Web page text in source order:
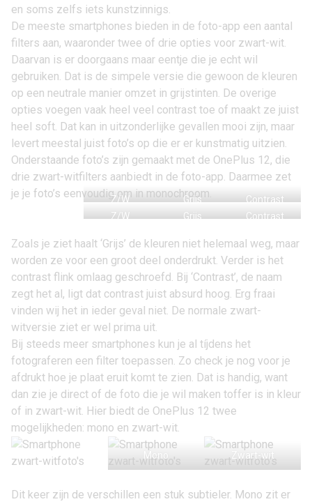
en soms zelfs iets kunstzinnigs.
De meeste smartphones bieden in de foto-app een aantal
filters aan, waaronder twee of drie opties voor zwart-wit.
Daarvan is er doorgaans maar eentje die je echt wil
gebruiken. Dat is de simpele versie die gewoon de kleuren
op een neutrale manier omzet in grijstinten. De overige
opties voegen vaak heel veel contrast toe of maakt ze juist
heel soft. Dat kan in uitzonderlijke gevallen mooi zijn, maar
levert meestal juist foto’s op die er er kunstmatig uitzien.
Onderstaande foto’s zijn gemaakt met de OnePlus 12, die
drie zwart-witfilters aanbiedt in de foto-app. Daarmee zet
je je foto’s eenvoudig om in monochroom.
Z/W Grijs
Contrast
Z/W
Grijs Contrast
Zoals je ziet haalt ‘Grijs’ de kleuren niet helemaal weg, maar
worden ze voor een groot deel onderdrukt. Verder is het
contrast flink omlaag geschroefd. Bij ‘Contrast’, de naam
zegt het al, ligt dat contrast juist absurd hoog. Erg fraai
vinden wij het in ieder geval niet. De normale zwart-
witversie ziet er wel prima uit.
Bij steeds meer smartphones kun je al tíjdens het
fotograferen een filter toepassen. Zo check je nog voor je
afdrukt hoe je plaat eruit komt te zien. Dat is handig, want
dan zie je direct of de foto die je wil maken toffer is in kleur
of in zwart-wit. Hier biedt de OnePlus 12 twee
mogelijkheden: mono en zwart-wit.
Mono Zwart-wit
Dit keer zijn de verschillen een stuk subtieler. Mono zit er